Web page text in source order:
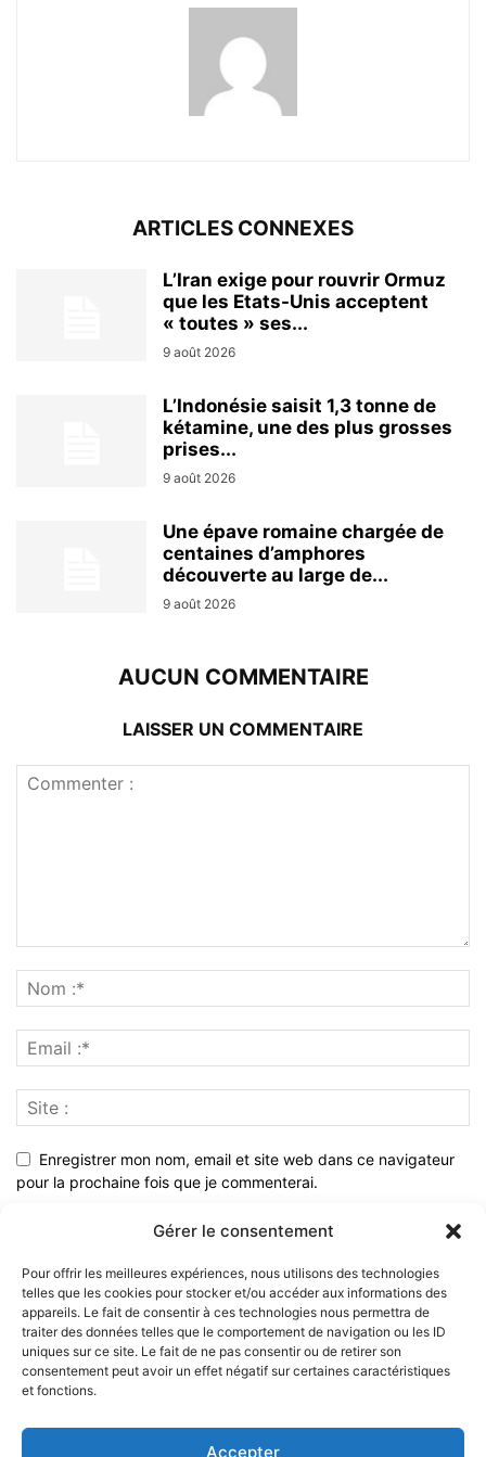
Gérer le consentement
Pour offrir les meilleures expériences, nous utilisons des technologies
telles que les cookies pour stocker et/ou accéder aux informations des
appareils. Le fait de consentir à ces technologies nous permettra de
traiter des données telles que le comportement de navigation ou les ID
uniques sur ce site. Le fait de ne pas consentir ou de retirer son
consentement peut avoir un effet négatif sur certaines caractéristiques
et fonctions.
Accepter
ARTICLES CONNEXES
L’Iran exige pour rouvrir Ormuz
que les Etats-Unis acceptent
« toutes » ses...
9 août 2026
L’Indonésie saisit 1,3 tonne de
kétamine, une des plus grosses
prises...
9 août 2026
Une épave romaine chargée de
centaines d’amphores
découverte au large de...
9 août 2026
AUCUN COMMENTAIRE
LAISSER UN COMMENTAIRE
Enregistrer mon nom, email et site web dans ce navigateur
pour la prochaine fois que je commenterai.
À PROPOS